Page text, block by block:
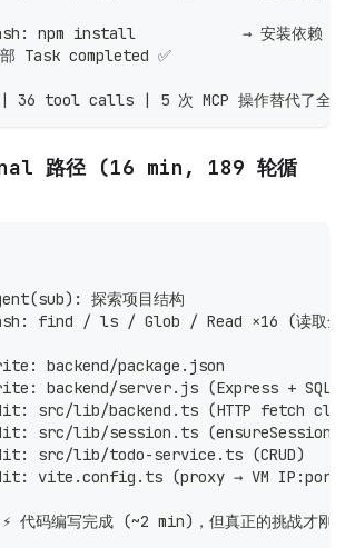
npm install            → 安装依赖
Task completed ✅
tool calls | 5 次 MCP 操作替代了全部
路径 (16 min, 189 轮循
探索项目结构
find / ls / Glob / Read ×16 (读取全
backend/package.json
backend/server.js (Express +
src/lib/backend.ts (HTTP fetch
src/lib/session.ts (ensureSession
src/lib/todo-service.ts (CRUD)
vite.config.ts (proxy → VM
代码编写完成 (~2 min)，但真正的挑战才刚